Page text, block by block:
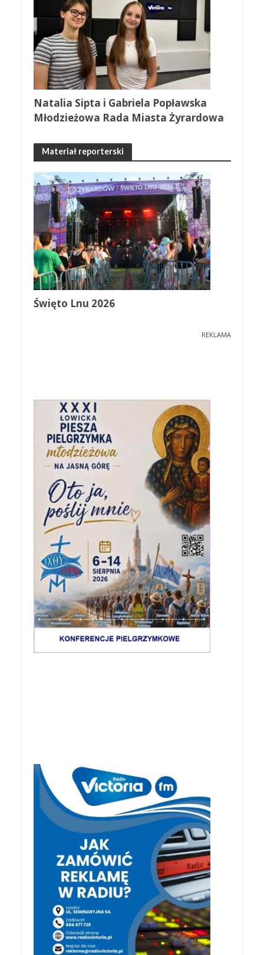
Natalia Sipta i Gabriela Popławska
Młodzieżowa Rada Miasta Żyrardowa
Materiał reporterski
Święto Lnu 2026
REKLAMA